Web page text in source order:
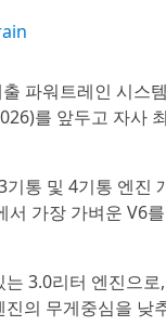
파워트레인 시
를 앞두고 자사
통 및 4기통 엔
가장 가벼운 V6
3.0리터 엔진으
의 무게중심을